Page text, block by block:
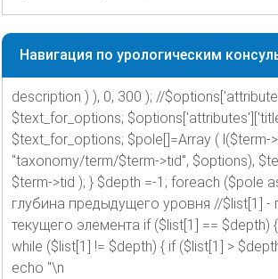
Навигация по урологическим
description ) ), 0, 300 ); //
$text_for_options;
$text_for_options; $pole[]=Array ( l($term-
"taxonomy/term/$term->tid", $options),
$term->tid ); } $depth =-1; foreach ($pole
глубина предыдущего уровня //$list[1] -
текущего элемента if ($list[1] == $depth)
while ($list[1] != $depth) { if ($list[1] >
echo "\n